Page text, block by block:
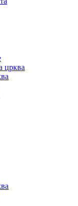
црква